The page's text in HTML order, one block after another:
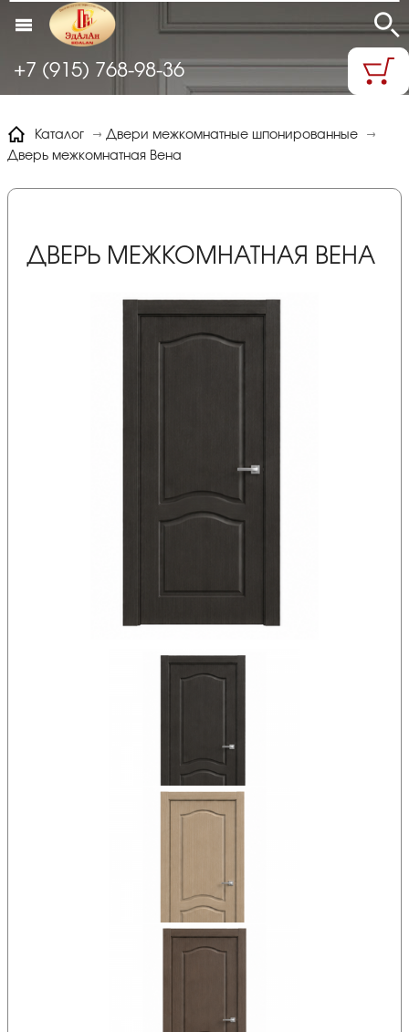
+7 (915) 768-98-36
Каталог
Двери межкомнатные шпонированные
Дверь межкомнатная Вена
ДВЕРЬ МЕЖКОМНАТНАЯ ВЕНА